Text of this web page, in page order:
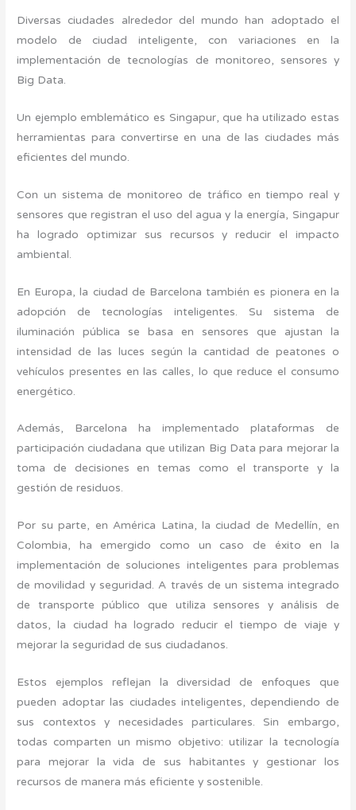
Diversas ciudades alrededor del mundo han adoptado el
modelo de ciudad inteligente, con variaciones en la
implementación de tecnologías de monitoreo, sensores y
Big Data.
Un ejemplo emblemático es Singapur, que ha utilizado estas
herramientas para convertirse en una de las ciudades más
eficientes del mundo.
Con un sistema de monitoreo de tráfico en tiempo real y
sensores que registran el uso del agua y la energía, Singapur
ha logrado optimizar sus recursos y reducir el impacto
ambiental.
En Europa, la ciudad de Barcelona también es pionera en la
adopción de tecnologías inteligentes. Su sistema de
iluminación pública se basa en sensores que ajustan la
intensidad de las luces según la cantidad de peatones o
vehículos presentes en las calles, lo que reduce el consumo
energético.
Además, Barcelona ha implementado plataformas de
participación ciudadana que utilizan Big Data para mejorar la
toma de decisiones en temas como el transporte y la
gestión de residuos.
Por su parte, en América Latina, la ciudad de Medellín, en
Colombia, ha emergido como un caso de éxito en la
implementación de soluciones inteligentes para problemas
de movilidad y seguridad. A través de un sistema integrado
de transporte público que utiliza sensores y análisis de
datos, la ciudad ha logrado reducir el tiempo de viaje y
mejorar la seguridad de sus ciudadanos.
Estos ejemplos reflejan la diversidad de enfoques que
pueden adoptar las ciudades inteligentes, dependiendo de
sus contextos y necesidades particulares. Sin embargo,
todas comparten un mismo objetivo: utilizar la tecnología
para mejorar la vida de sus habitantes y gestionar los
recursos de manera más eficiente y sostenible.